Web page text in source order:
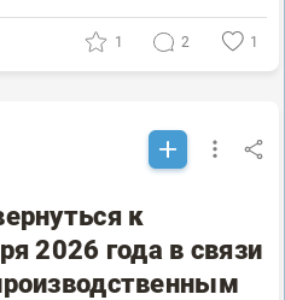
1 2 1
к
2026 года в связи